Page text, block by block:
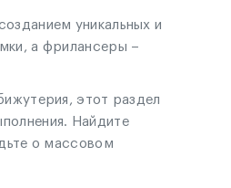
уникальных и
а фрилансеры –
этот раздел
Найдите
о массовом